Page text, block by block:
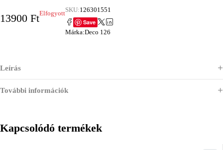
13900 FtElfogyottSKU:126301551
Save
Márka:Deco 126
Leírás
További információk
Kapcsolódó termékek